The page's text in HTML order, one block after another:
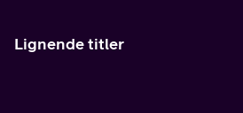
Lignende titler